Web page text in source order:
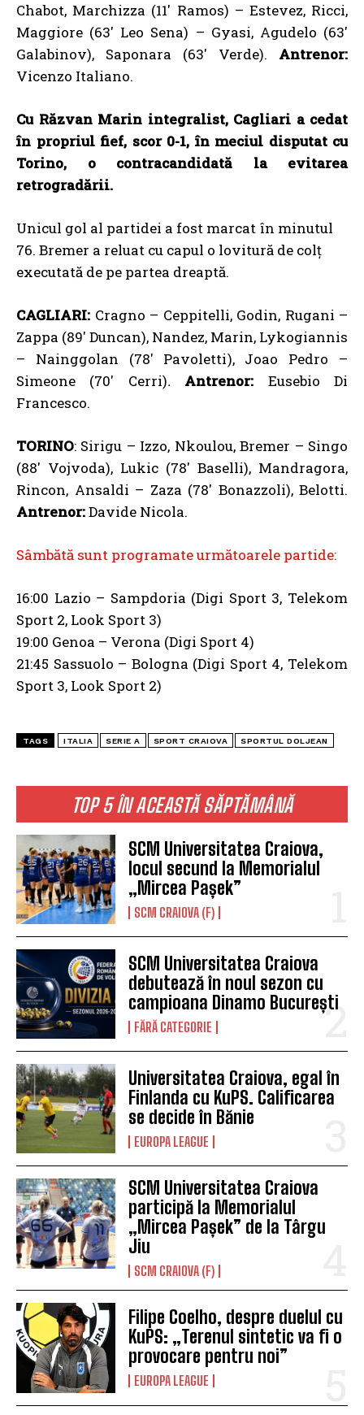
TOP 5 ÎN ACEASTĂ SĂPTĂMÂNĂ
SCM Universitatea Craiova,
locul secund la Memorialul
„Mircea Pașek”
SCM CRAIOVA (F)
SCM Universitatea Craiova
debutează în noul sezon cu
campioana Dinamo București
FĂRĂ CATEGORIE
Universitatea Craiova, egal în
Finlanda cu KuPS. Calificarea
se decide în Bănie
EUROPA LEAGUE
SCM Universitatea Craiova
participă la Memorialul
„Mircea Pașek” de la Târgu
Jiu
SCM CRAIOVA (F)
Filipe Coelho, despre duelul cu
KuPS: „Terenul sintetic va fi o
provocare pentru noi”
EUROPA LEAGUE
Chabot, Marchizza (11′ Ramos) – Estevez, Ricci,
Maggiore (63′ Leo Sena) – Gyasi, Agudelo (63′
Galabinov), Saponara (63′ Verde). Antrenor:
Vicenzo Italiano.
Cu Răzvan Marin integralist, Cagliari a cedat
în propriul fief, scor 0-1, în meciul disputat cu
Torino, o contracandidată la evitarea
retrogradării.
Unicul gol al partidei a fost marcat în minutul
76. Bremer a reluat cu capul o lovitură de colț
executată de pe partea dreaptă.
CAGLIARI: Cragno – Ceppitelli, Godin, Rugani –
Zappa (89′ Duncan), Nandez, Marin, Lykogiannis
– Nainggolan (78′ Pavoletti), Joao Pedro –
Simeone (70′ Cerri). Antrenor: Eusebio Di
Francesco.
TORINO: Sirigu – Izzo, Nkoulou, Bremer – Singo
(88′ Vojvoda), Lukic (78′ Baselli), Mandragora,
Rincon, Ansaldi – Zaza (78′ Bonazzoli), Belotti.
Antrenor:Davide Nicola.
Sâmbătă sunt programate următoarele partide:
16:00 Lazio – Sampdoria (Digi Sport 3, Telekom
Sport 2, Look Sport 3)
19:00 Genoa – Verona (Digi Sport 4)
21:45 Sassuolo – Bologna (Digi Sport 4, Telekom
Sport 3, Look Sport 2)
TAGS ITALIA SERIE A SPORT CRAIOVA SPORTUL DOLJEAN